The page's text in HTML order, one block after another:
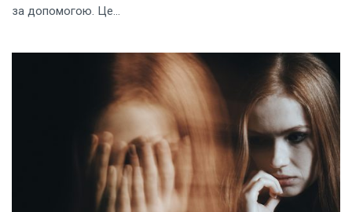
за допомогою. Це…